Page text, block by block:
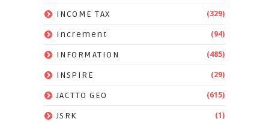
INCOME TAX (329)
Increment (94)
INFORMATION (485)
INSPIRE (29)
JACTTO GEO (615)
JSRK (1)